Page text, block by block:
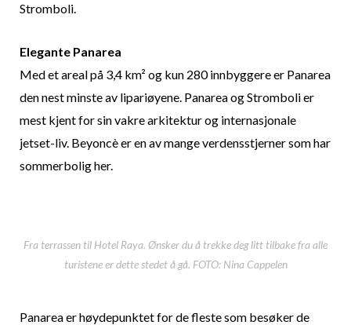
Stromboli.
Elegante Panarea
Med et areal på 3,4 km² og kun 280 innbyggere er Panarea
den nest minste av lipariøyene. Panarea og Stromboli er
mest kjent for sin vakre arkitektur og internasjonale
jetset-liv. Beyoncè er en av mange verdensstjerner som har
sommerbolig her.
Fra terrassen til Hotel Raya. Ønsker du å trekke deg litt tilbake fra alle
turistene er dette stedet å gå. FOTO: Nina Cappelen
Panarea er høydepunktet for de fleste som besøker de